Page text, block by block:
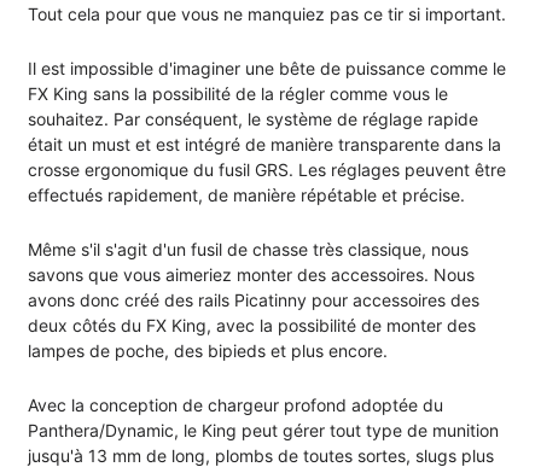
Tout cela pour que vous ne manquiez pas ce tir si important.
Il est impossible d'imaginer une bête de puissance comme le
FX King sans la possibilité de la régler comme vous le
souhaitez. Par conséquent, le système de réglage rapide
était un must et est intégré de manière transparente dans la
crosse ergonomique du fusil GRS. Les réglages peuvent être
effectués rapidement, de manière répétable et précise.
Même s'il s'agit d'un fusil de chasse très classique, nous
savons que vous aimeriez monter des accessoires. Nous
avons donc créé des rails Picatinny pour accessoires des
deux côtés du FX King, avec la possibilité de monter des
lampes de poche, des bipieds et plus encore.
Avec la conception de chargeur profond adoptée du
Panthera/Dynamic, le King peut gérer tout type de munition
jusqu'à 13 mm de long, plombs de toutes sortes, slugs plus